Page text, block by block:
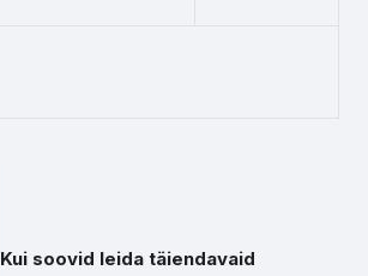
Kui soovid leida täiendavaid